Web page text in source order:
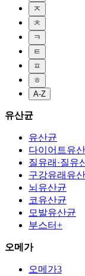
ㅈ
ㅊ
ㅋ
ㅌ
ㅍ
ㅎ
A-Z
유산균
유산균
다이어트유
질유래·질유
구강유래유
뇌유산균
코유산균
모발유산균
부스터+
오메가
오메가3